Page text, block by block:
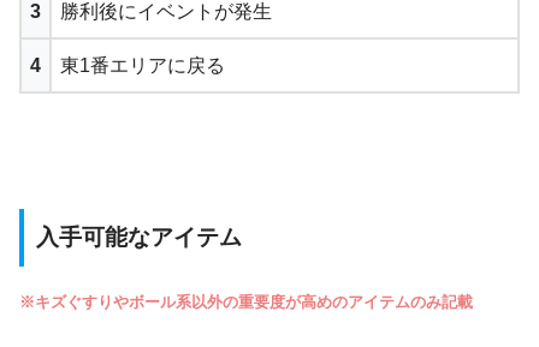
3 勝利後にイベントが発生
4 東1番エリアに戻る
入手可能なアイテム
※キズぐすりやボール系以外の重要度が高めのアイテムのみ記載